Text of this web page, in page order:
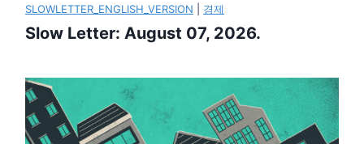
SLOWLETTER_ENGLISH_VERSION 경제
Slow Letter: August 07, 2026.